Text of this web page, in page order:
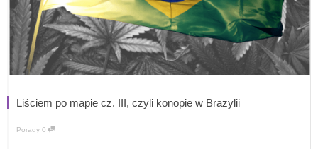
Liściem po mapie cz. III, czyli konopie w Brazylii
Porady 0